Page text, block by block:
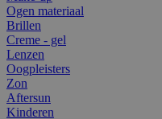
Ogen materiaal
Brillen
Creme - gel
Lenzen
Oogpleisters
Zon
Aftersun
Kinderen